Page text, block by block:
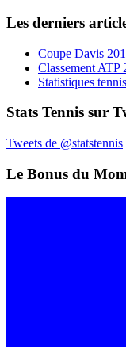
Les derniers
Coupe Davis
Classement
Statistiques
Stats Tennis sur
Tweets de @statstennis
Le Bonus du